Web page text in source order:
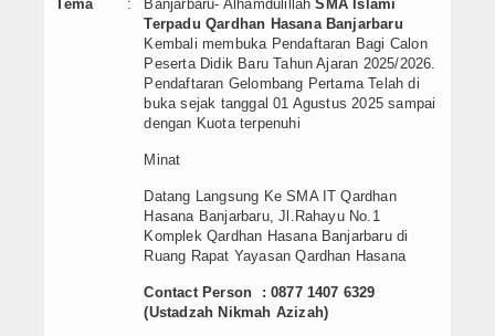
Struktur Yayasan
Sejarah Yayasan
Tema : Banjarbaru- AlhamdulillahSMA Islami
Terpadu Qardhan Hasana Banjarbaru
Kembali membuka Pendaftaran Bagi Calon
Peserta Didik Baru Tahun Ajaran 2025/2026.
Pendaftaran Gelombang Pertama Telah di
buka sejak tanggal 01 Agustus 2025 sampai
dengan Kuota terpenuhi
Minat
Datang Langsung Ke SMA IT Qardhan
Hasana Banjarbaru, Jl.Rahayu No.1
Komplek Qardhan Hasana Banjarbaru di
Ruang Rapat Yayasan Qardhan Hasana
Contact Person : 0877 1407 6329
(Ustadzah Nikmah Azizah)